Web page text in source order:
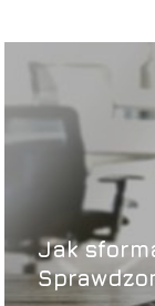
Jak